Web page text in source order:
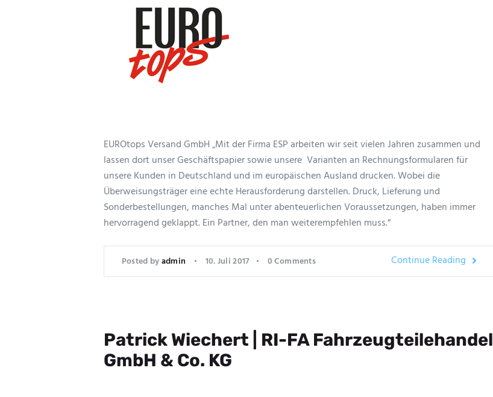
EUROtops Versand GmbH „Mit der Firma ESP arbeiten wir seit vielen Jahren zusammen und
lassen dort unser Geschäftspapier sowie unsere Varianten an Rechnungsformularen für
unsere Kunden in Deutschland und im europäischen Ausland drucken. Wobei die
Überweisungsträger eine echte Herausforderung darstellen. Druck, Lieferung und
Sonderbestellungen, manches Mal unter abenteuerlichen Voraussetzungen, haben immer
hervorragend geklappt. Ein Partner, den man weiterempfehlen muss.“
Posted byadmin 10. Juli 2017 0Comments Continue Reading
Patrick Wiechert | RI-FA Fahrzeugteilehandel
GmbH & Co. KG